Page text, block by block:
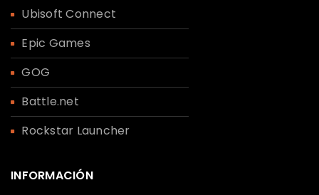
Ubisoft Connect
Epic Games
GOG
Battle.net
Rockstar Launcher
INFORMACIÓN